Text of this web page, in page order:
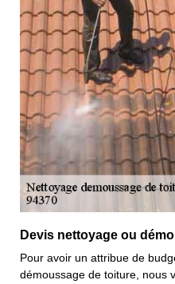
Devis nettoyage ou
Pour avoir un attribue de
démoussage de toiture, nous